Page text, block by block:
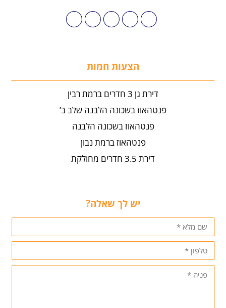
הצעות חמות
דירת גן 3 חדרים ברמת רבין
פנטהאוז בשכונה הלבנה שלב ב’
פנטהאוז בשכונה הלבנה
פנטהאוז ברמת נבון
דירת 3.5 חדרים מחולקת
יש לך שאלה?